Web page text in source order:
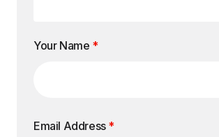
Your Name *
Email Address *